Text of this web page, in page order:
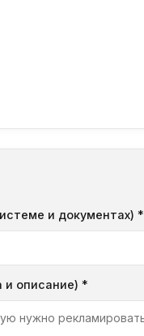
и документах) *
и описание) *